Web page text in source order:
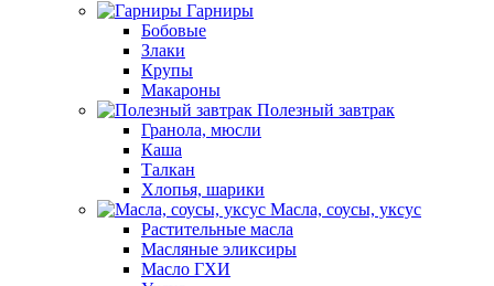
Гарниры
Бобовые
Злаки
Крупы
Макароны
Полезный завтрак
Гранола, мюсли
Каша
Талкан
Хлопья, шарики
Масла, соусы, уксус
Растительные масла
Масляные эликсиры
Масло ГХИ